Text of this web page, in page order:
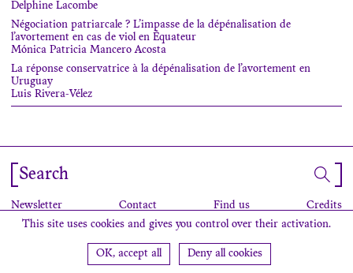
Delphine Lacombe
Négociation patriarcale ? L’impasse de la dépénalisation de
l’avortement en cas de viol en Équateur
Mónica Patricia Mancero Acosta
La réponse conservatrice à la dépénalisation de l’avortement en
Uruguay
Luis Rivera-Vélez
Search
Newsletter Contact Find us Credits
This site uses cookies and gives you control over their activation.
OK, accept all Deny all cookies